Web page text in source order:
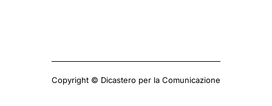
Copyright © Dicastero per la Comunicazione